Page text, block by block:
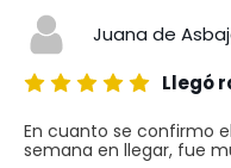
Juana de
Llegó
En cuanto se confirmo
semana en llegar, fue